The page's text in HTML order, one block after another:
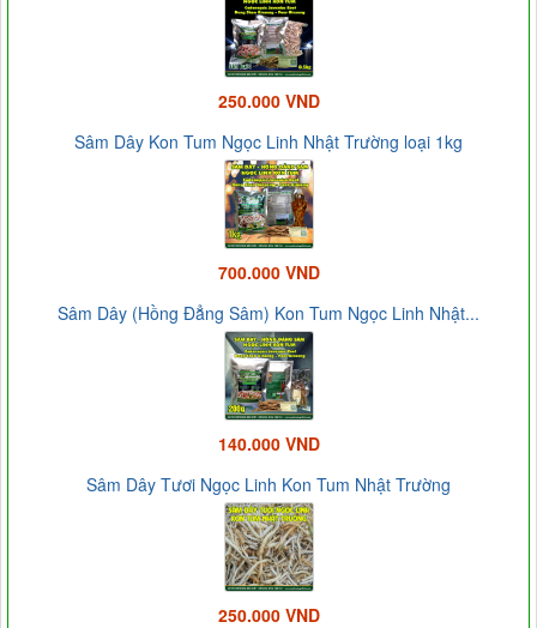
250.000 VND
Sâm Dây Kon Tum Ngọc Linh Nhật Trường loại 1kg
700.000 VND
Sâm Dây (Hồng Đẳng Sâm) Kon Tum Ngọc Linh Nhật...
140.000 VND
Sâm Dây Tươi Ngọc Linh Kon Tum Nhật Trường
250.000 VND